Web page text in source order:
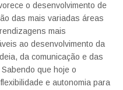
o desenvolvimento de
das mais variadas áreas
mais
ao desenvolvimento da
da comunicação e das
que hoje o
e autonomia para